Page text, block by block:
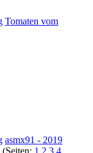
Tomaten vom
asmx91 - 2019
(Seiten: 1 2 3 4 ...